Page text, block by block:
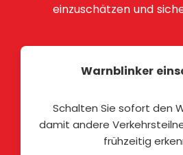
einzuschätzen und
Warnblinker
Schalten Sie sofort den
damit andere
frühzeitig